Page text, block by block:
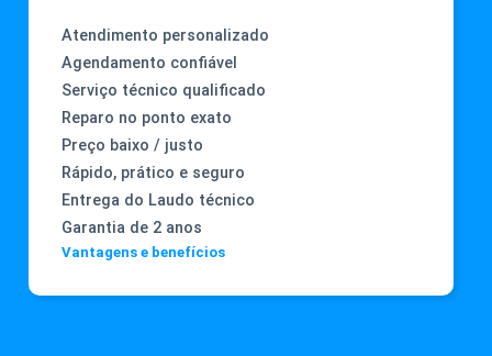
Atendimento personalizado
Agendamento confiável
Serviço técnico qualificado
Reparo no ponto exato
Preço baixo / justo
Rápido, prático e seguro
Entrega do Laudo técnico
Garantia de 2 anos
Vantagens e benefícios